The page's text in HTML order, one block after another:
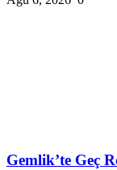
Gemlik’te Geç